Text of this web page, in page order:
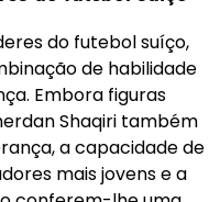
do futebol suíço,
de habilidade
Embora figuras
Shaqiri também
a capacidade de
mais jovens e a